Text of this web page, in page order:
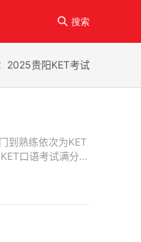
 搜索
2025贵阳KET考试
到熟练依次为KET
口语考试满分为